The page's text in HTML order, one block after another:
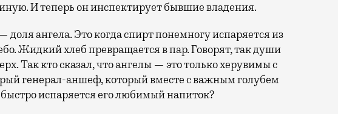
И теперь он инспектирует бывшие владения.
доля ангела. Это когда спирт понемногу испаряется из
Жидкий хлеб превращается в пар. Говорят, так души
Так кто сказал, что ангелы — это только херувимы с
генерал-аншеф, который вместе с важным голубем
испаряется его любимый напиток?